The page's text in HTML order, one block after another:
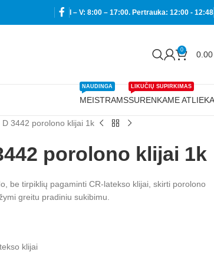
I – V: 8:00 – 17:00. Pertrauka: 12:00 - 12:48
0
MEISTRAMS
NAUDINGA
SURENKAME
LIKUČIŲ SUPIRKIMAS
D 3442 porolono klijai 1k
porolono klijai 1k
be tirpiklių pagaminti CR-latekso klijai, skirti porolono
greitu pradiniu sukibimu.
klijai